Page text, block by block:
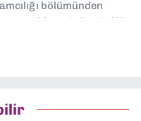
bölümünden
oldum. Dokuz Eylül
de üstleniyorum.